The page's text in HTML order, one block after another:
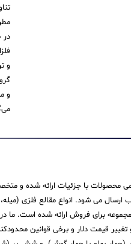
مطرح
در
و
و
محصولات با جزئیات ارائه شده و
شود. انواع مقالع فلزی (میله،
فروش ارائه شده است. ما در
تغییر قیمت دلار و برخی قوانین